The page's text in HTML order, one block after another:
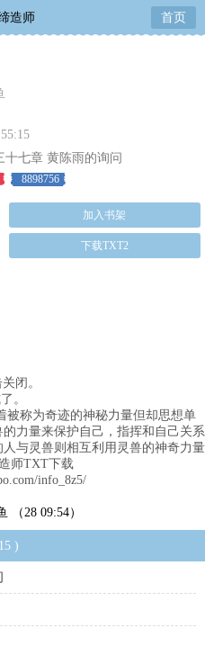
造师 首页
十七章 黄陈雨的询问
8898756
加入书架
下载TXT2
闭。
。
被称为奇迹的神秘力量但却思想单
力量来保护自己，指挥和自己关系
与灵兽则相互利用灵兽的神奇力量
师TXT下载
info_8z5/
（28 09:54）
)